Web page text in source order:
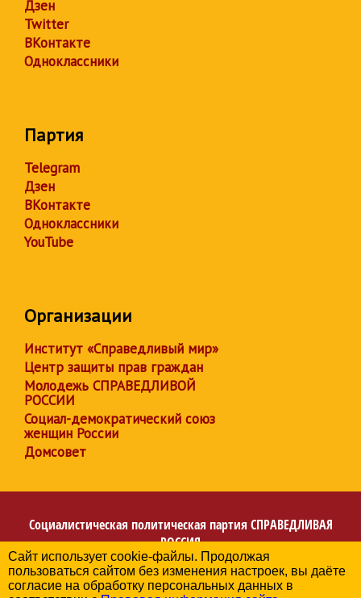
Дзен
Twitter
ВКонтакте
Одноклассники
Партия
Telegram
Дзен
ВКонтакте
Одноклассники
YouTube
Организации
Институт «Справедливый мир»
Центр защиты прав граждан
Молодежь СПРАВЕДЛИВОЙ
РОССИИ
Социал-демократический союз
женщин России
Домсовет
Социалистическая политическая партия СПРАВЕДЛИВАЯ
РОССИЯ
Региональное отделение партии в Донецкой Народной
Республике
Сайт использует cookie-файлы. Продолжая
пользоваться сайтом без изменения настроек, вы даёте
согласие на обработку персональных данных в